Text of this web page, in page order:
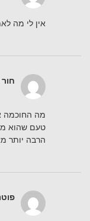
אין לי מה
מה החוכמה
טעם שהוא
הרבה יותר